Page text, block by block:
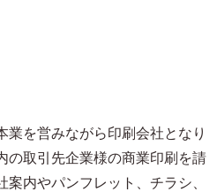
業を営みながら印刷会社となり
の取引先企業様の商業印刷を請
内やパンフレット、チラシ、